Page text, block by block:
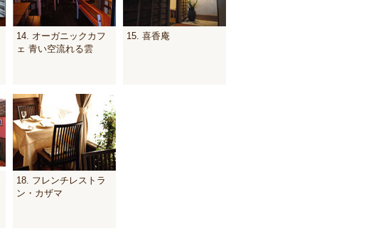
14. オーガニックカフ
ェ 青い空流れる雲
15. 喜香庵
18. フレンチレストラ
ン・カザマ